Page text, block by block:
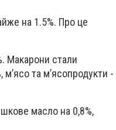
на 1.5%. Про це
Макарони стали
та м’ясопродукти -
масло на 0,8%,